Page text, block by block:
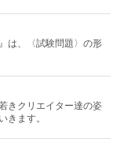
は、〈試験問題〉の形
きクリエイター達の姿
ます。